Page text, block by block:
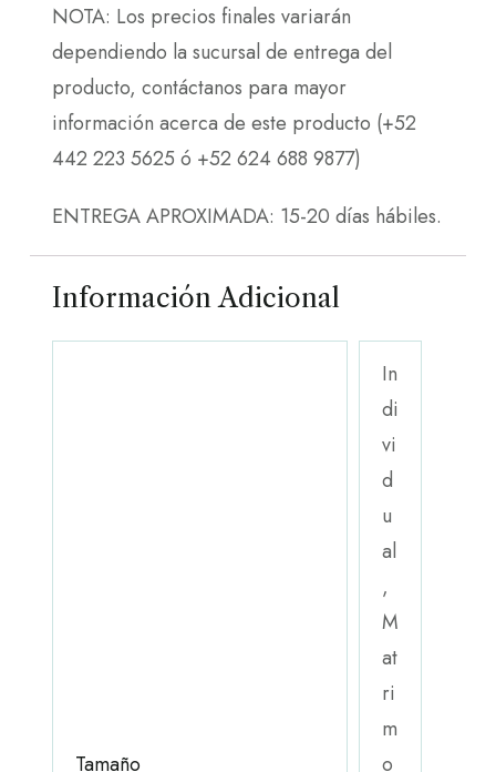
NOTA: Los precios finales variarán
dependiendo la sucursal de entrega del
producto, contáctanos para mayor
información acerca de este producto (+52
442 223 5625 ó +52 624 688 9877)
ENTREGA APROXIMADA: 15-20 días hábiles.
Información Adicional
Tamaño
In
di
vi
d
u
al
,
M
at
ri
m
o